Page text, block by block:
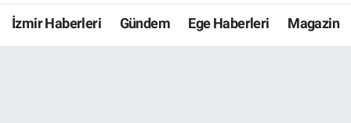
İzmir Haberleri Gündem Ege Haberleri Magazin
Resmi İlanlar